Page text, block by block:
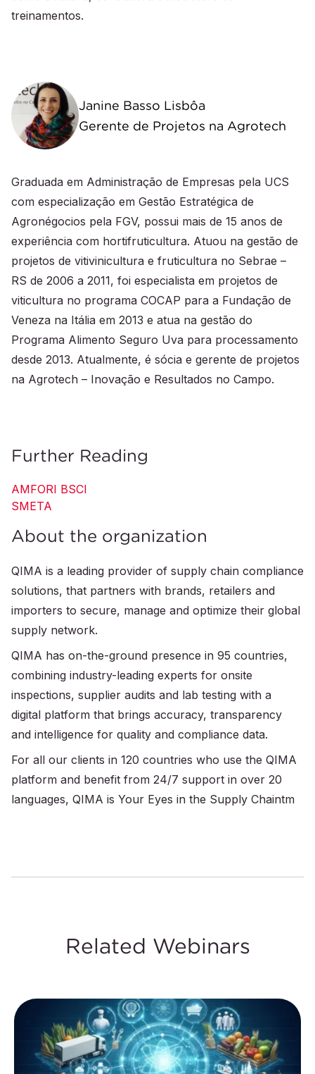
treinamentos.
Janine Basso Lisbôa
Gerente de Projetos na Agrotech
Graduada em Administração de Empresas pela UCS
com especialização em Gestão Estratégica de
Agronégocios pela FGV, possui mais de 15 anos de
experiência com hortifruticultura. Atuou na gestão de
projetos de vitivinicultura e fruticultura no Sebrae –
RS de 2006 a 2011, foi especialista em projetos de
viticultura no programa COCAP para a Fundação de
Veneza na Itália em 2013 e atua na gestão do
Programa Alimento Seguro Uva para processamento
desde 2013. Atualmente, é sócia e gerente de projetos
na Agrotech – Inovação e Resultados no Campo.
Further Reading
AMFORI BSCI
SMETA
About the organization
QIMA is a leading provider of supply chain compliance
solutions, that partners with brands, retailers and
importers to secure, manage and optimize their global
supply network.
QIMA has on-the-ground presence in 95 countries,
combining industry-leading experts for onsite
inspections, supplier audits and lab testing with a
digital platform that brings accuracy, transparency
and intelligence for quality and compliance data.
For all our clients in 120 countries who use the QIMA
platform and benefit from 24/7 support in over 20
languages, QIMA is Your Eyes in the Supply Chaintm
Related Webinars